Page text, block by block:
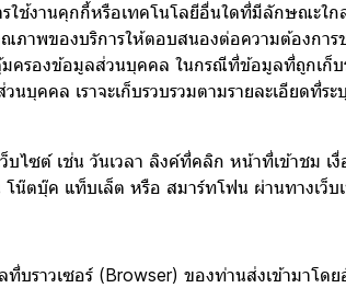
ช้งานคุกกี้หรือเทคโนโลยีอื่นใดที่มีลักษณะใก
ภาพของบริการให้ตอบสนองต่อความต้องการ
มครองข้อมูลส่วนบุคคล ในกรณีที่ข้อมูลที่ถูกเก็
คคล เราจะเก็บรวบรวมตามรายละเอียดที่ร
บไซต์ เช่น วันเวลา ลิงค์ที่คลิก หน้าที่เข้าชม เ
ตบุ๊ค แท็บเล็ต หรือ สมาร์ทโฟน ผ่านทางเว็บ
ที่บราวเซอร์ (Browser) ของท่านส่งเข้ามาโด